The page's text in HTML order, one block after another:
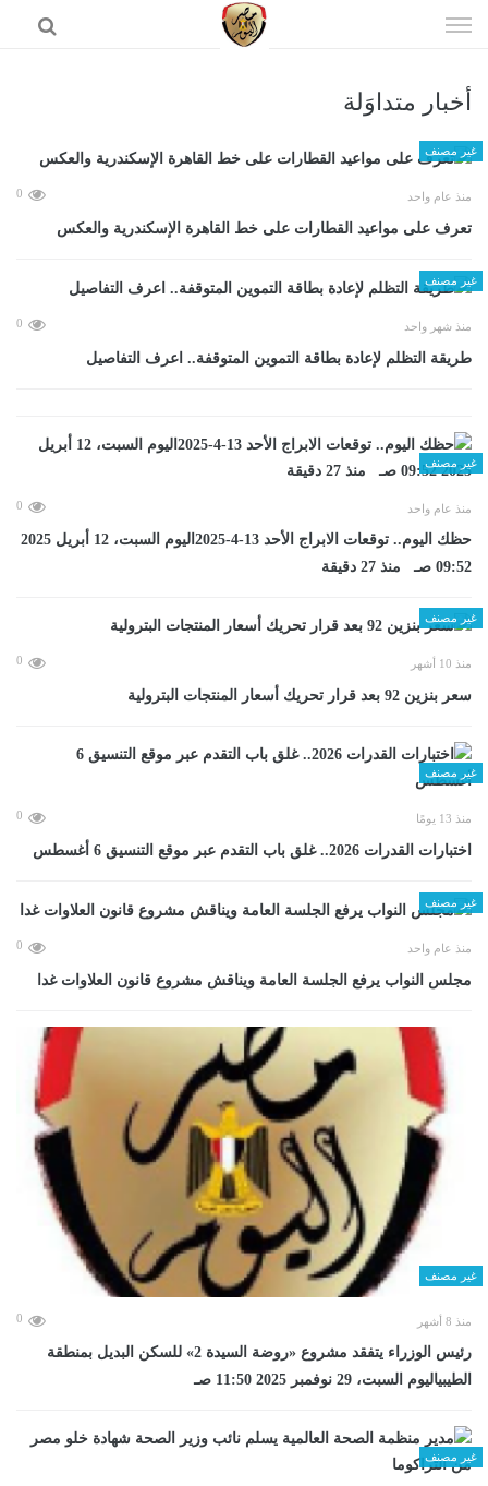
الى
أخبار متداوَلة
غير مصنف
منذ عام واحد 0
تعرف على مواعيد القطارات على خط القاهرة الإسكندرية والعكس
غير مصنف
منذ شهر واحد 0
طريقة التظلم لإعادة بطاقة التموين المتوقفة.. اعرف التفاصيل
غير مصنف
منذ عام واحد 0
حظك اليوم.. توقعات الابراج الأحد 13-4-2025اليوم السبت، 12 أبريل 2025
09:52 صـ منذ 27 دقيقة
غير مصنف
منذ 10 أشهر 0
سعر بنزين 92 بعد قرار تحريك أسعار المنتجات البترولية
غير مصنف
منذ 13 يومًا 0
اختبارات القدرات 2026.. غلق باب التقدم عبر موقع التنسيق 6 أغسطس
غير مصنف
منذ عام واحد 0
مجلس النواب يرفع الجلسة العامة ويناقش مشروع قانون العلاوات غدا
غير مصنف
منذ 8 أشهر 0
رئيس الوزراء يتفقد مشروع «روضة السيدة 2» للسكن البديل بمنطقة
الطيبياليوم السبت، 29 نوفمبر 2025 11:50 صـ
غير مصنف